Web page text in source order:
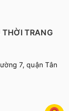
TRANG
7, quận Tân